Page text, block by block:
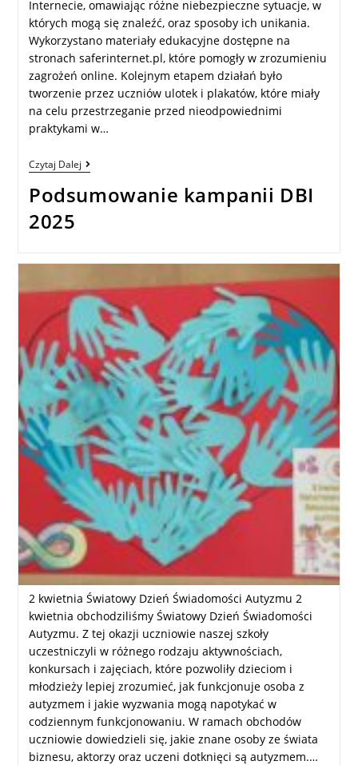
Internecie, omawiając różne niebezpieczne sytuacje, w
których mogą się znaleźć, oraz sposoby ich unikania.
Wykorzystano materiały edukacyjne dostępne na
stronach saferinternet.pl, które pomogły w zrozumieniu
zagrożeń online. Kolejnym etapem działań było
tworzenie przez uczniów ulotek i plakatów, które miały
na celu przestrzeganie przed nieodpowiednimi
praktykami w…
Czytaj Dalej
Podsumowanie kampanii DBI
2025
2 kwietnia Światowy Dzień Świadomości Autyzmu 2
kwietnia obchodziliśmy Światowy Dzień Świadomości
Autyzmu. Z tej okazji uczniowie naszej szkoły
uczestniczyli w różnego rodzaju aktywnościach,
konkursach i zajęciach, które pozwoliły dzieciom i
młodzieży lepiej zrozumieć, jak funkcjonuje osoba z
autyzmem i jakie wyzwania mogą napotykać w
codziennym funkcjonowaniu. W ramach obchodów
uczniowie dowiedzieli się, jakie znane osoby ze świata
biznesu, aktorzy oraz uczeni dotknięci są autyzmem.…